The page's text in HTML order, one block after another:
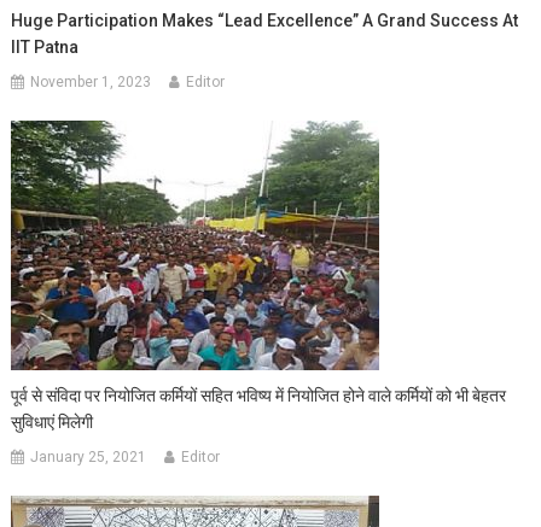
Huge Participation Makes “Lead Excellence” A Grand Success At
IIT Patna
November 1, 2023 Editor
पूर्व से संविदा पर नियोजित कर्मियों सहित भविष्य में नियोजित होने वाले कर्मियों को भी बेहतर
सुविधाएं मिलेगी
January 25, 2021 Editor